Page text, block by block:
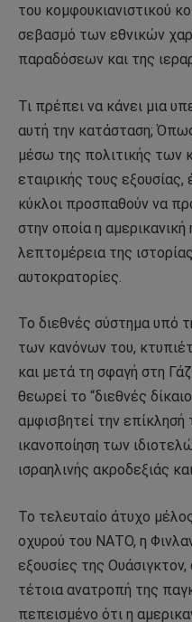
του κομφουκιανιστικού
σεβασμό των εθνικών
παραδόσεων και της
Τι πρέπει να κάνει μια
αυτή την κατάσταση;
μέσω της πολιτικής των
εταιρικής τους εξουσίας,
κύκλοι προσπαθούν να
στην οποία η αμερικανική
λεπτομέρεια της
αυτοκρατορίες.
Το διεθνές σύστημα υπό
των κανόνων του,
και μετά τη σφαγή στη
θεωρεί το “διεθνές
αμφισβητεί την επίκλησή
ικανοποίηση των
ισραηλινής ακροδεξιάς
Το τελευταίο άτυχο
οχυρού του ΝΑΤΟ, η
εξουσίες της
τέτοια ανατροπή της
πεπεισμένο ότι η